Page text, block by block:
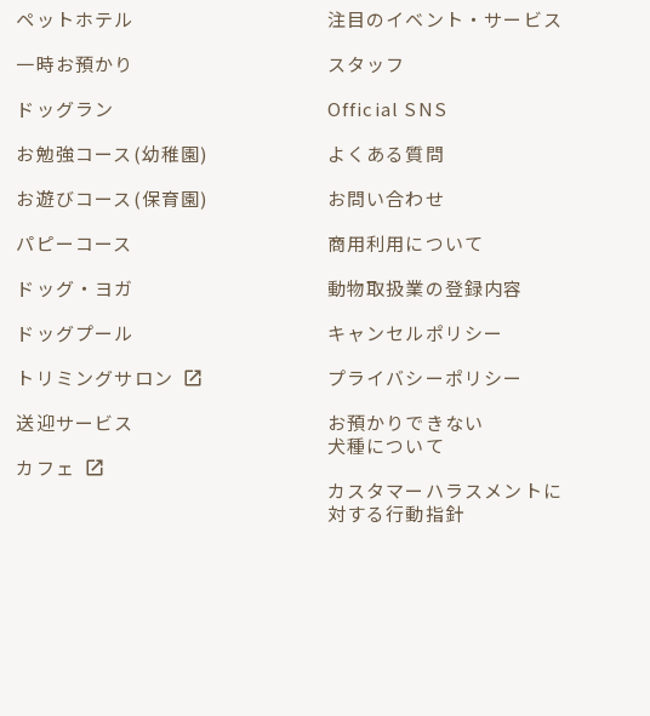
ペットホテル
一時お預かり
ドッグラン
お勉強コース(幼稚園)
お遊びコース(保育園)
パピーコース
ドッグ・ヨガ
ドッグプール
トリミングサロン
送迎サービス
カフェ
注目のイベント・サービス
スタッフ
Official SNS
よくある質問
お問い合わせ
商用利用について
動物取扱業の登録内容
キャンセルポリシー
プライバシーポリシー
お預かりできない
犬種について
カスタマーハラスメントに
対する行動指針